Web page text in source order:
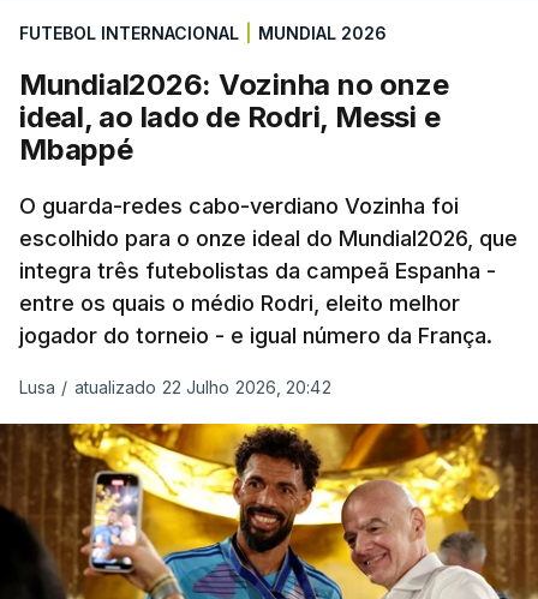
“Foi simplesmente surreal”, disse à FIFA o jogador
dos turcos do Trabzonspor, recordando o momento
que fez Cabo Verde sonhar alto na sua primeira
participação numa fase final de um Mundial.
O ex-lateral do Benfica considerou que o galardão
“é um enorme orgulho e um reconhecimento que
qualquer jogador gostaria de ter”.
competição”, afirmou o futebolista, de 23 anos.
À FIFA, o internacional cabo-verdiano, que nasceu
em Roterdão (Países Baixos), garantiu que o lance
não foi obra do acaso.
FUTEBOL INTERNACIONAL MUNDIAL 2026
Mundial2026: Vozinha no onze
ideal, ao lado de Rodri, Messi e
Mbappé
O guarda-redes cabo-verdiano Vozinha foi
escolhido para o onze ideal do Mundial2026, que
integra três futebolistas da campeã Espanha -
entre os quais o médio Rodri, eleito melhor
jogador do torneio - e igual número da França.
Lusa / atualizado 22 Julho 2026, 20:42